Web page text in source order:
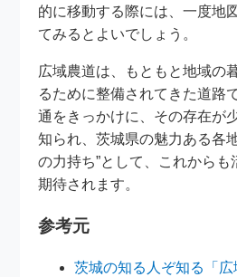
的に移動する際には、一度地
てみるとよいでしょう。
広域農道は、もともと地域の
るために整備されてきた道路
通をきっかけに、その存在が
知られ、茨城県の魅力ある各
の力持ち”として、これから
期待されます。
参考元
茨城の知る人ぞ知る「